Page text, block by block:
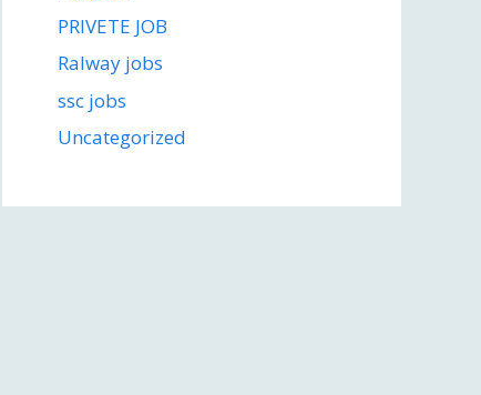
PRIVETE JOB
Ralway jobs
ssc jobs
Uncategorized